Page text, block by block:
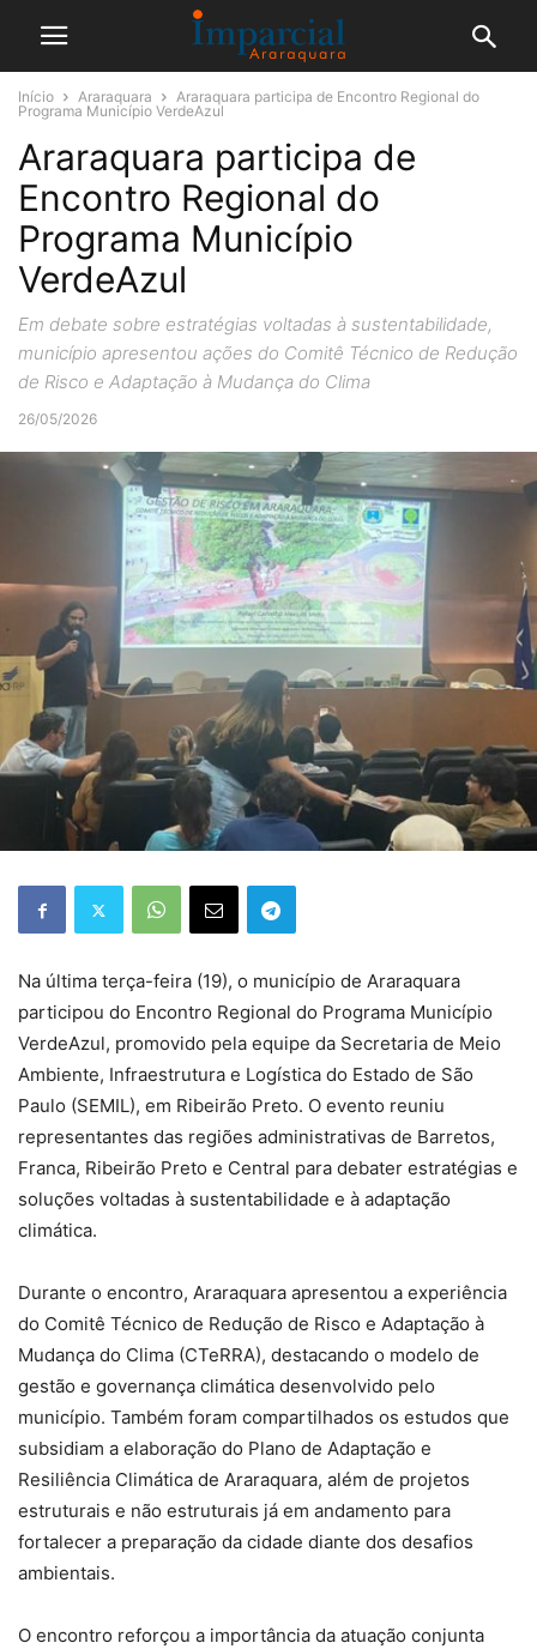
Início Araraquara
Araraquara participa de Encontro Regional do
Programa Município VerdeAzul
Araraquara participa de
Encontro Regional do
Programa Município
VerdeAzul
Em debate sobre estratégias voltadas à sustentabilidade,
município apresentou ações do Comitê Técnico de Redução
de Risco e Adaptação à Mudança do Clima
26/05/2026
Na última terça-feira (19), o município de Araraquara
participou do Encontro Regional do Programa Município
VerdeAzul, promovido pela equipe da Secretaria de Meio
Ambiente, Infraestrutura e Logística do Estado de São
Paulo (SEMIL), em Ribeirão Preto. O evento reuniu
representantes das regiões administrativas de Barretos,
Franca, Ribeirão Preto e Central para debater estratégias e
soluções voltadas à sustentabilidade e à adaptação
climática.
Durante o encontro, Araraquara apresentou a experiência
do Comitê Técnico de Redução de Risco e Adaptação à
Mudança do Clima (CTeRRA), destacando o modelo de
gestão e governança climática desenvolvido pelo
município. Também foram compartilhados os estudos que
subsidiam a elaboração do Plano de Adaptação e
Resiliência Climática de Araraquara, além de projetos
estruturais e não estruturais já em andamento para
fortalecer a preparação da cidade diante dos desafios
ambientais.
O encontro reforçou a importância da atuação conjunta